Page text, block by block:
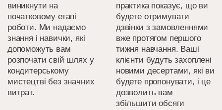
виникнути на
початковому етапі
роботи. Ми надаємо
знання і навички, які
допоможуть вам
розпочати свій шлях у
кондитерському
мистецтві без значних
витрат.
практика показує, що ви
будете отримувати
дзвінки з замовленнями
вже протягом першого
тижня навчання. Ваші
клієнти будуть захоплені
новими десертами, які ви
будете пропонувати, і це
дозволить вам
збільшити обсяги